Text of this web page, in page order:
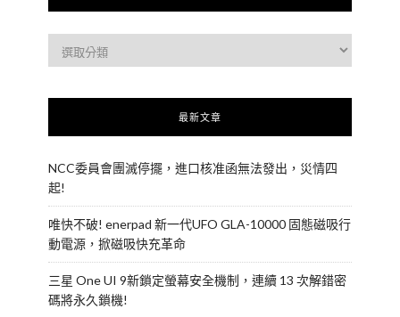
最新文章
NCC委員會團滅停擺，進口核准函無法發出，災情四
起!
唯快不破! enerpad 新一代UFO GLA-10000 固態磁吸行
動電源，掀磁吸快充革命
三星 One UI 9新鎖定螢幕安全機制，連續 13 次解錯密
碼將永久鎖機!